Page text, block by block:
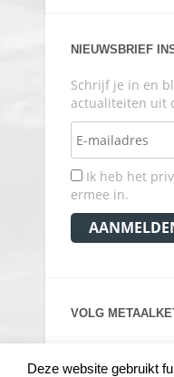
NIEUWSBRIEF
Schrijf je in en
actualiteiten uit
Ik heb het
ermee in.
VOLG
Deze website gebruikt